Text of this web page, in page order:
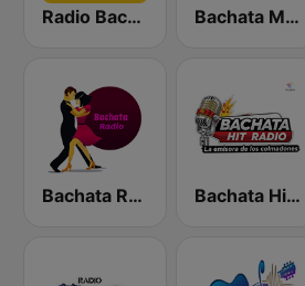
Radio Bachata Bachata Mix Radio
Bachata Radio Bachata Hit Radio